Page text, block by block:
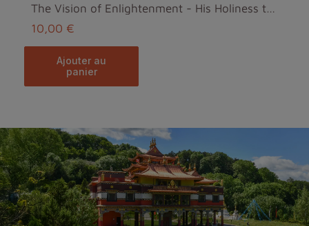
The Vision of Enlightenment - His Holiness the Dal...
10,00 €
ajouter au
panier